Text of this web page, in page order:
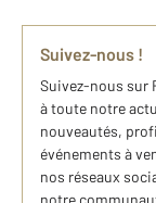
Suivez-nous !
Suivez-nous sur
à toute notre
nouveautés,
événements à
nos réseaux
notre